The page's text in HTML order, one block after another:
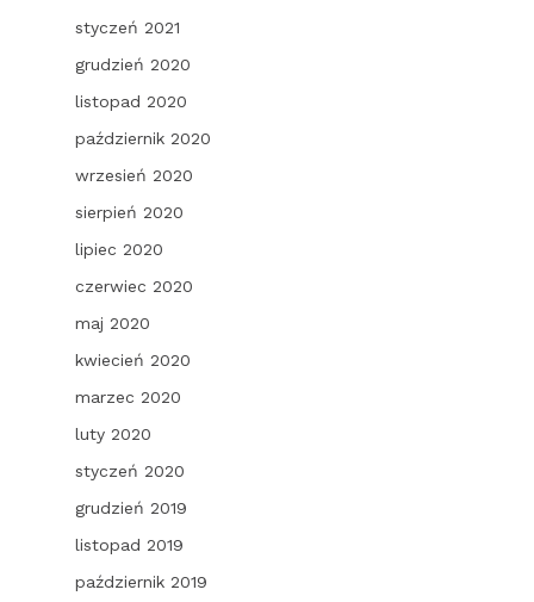
styczeń 2021
grudzień 2020
listopad 2020
październik 2020
wrzesień 2020
sierpień 2020
lipiec 2020
czerwiec 2020
maj 2020
kwiecień 2020
marzec 2020
luty 2020
styczeń 2020
grudzień 2019
listopad 2019
październik 2019